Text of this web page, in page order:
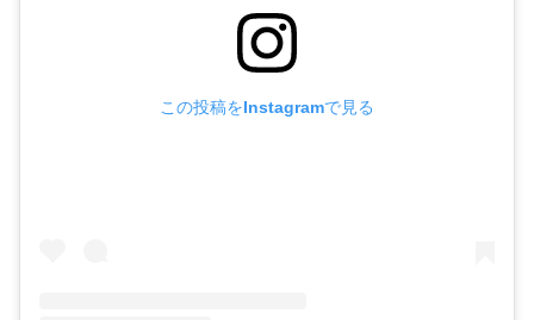
この投稿をInstagramで見る